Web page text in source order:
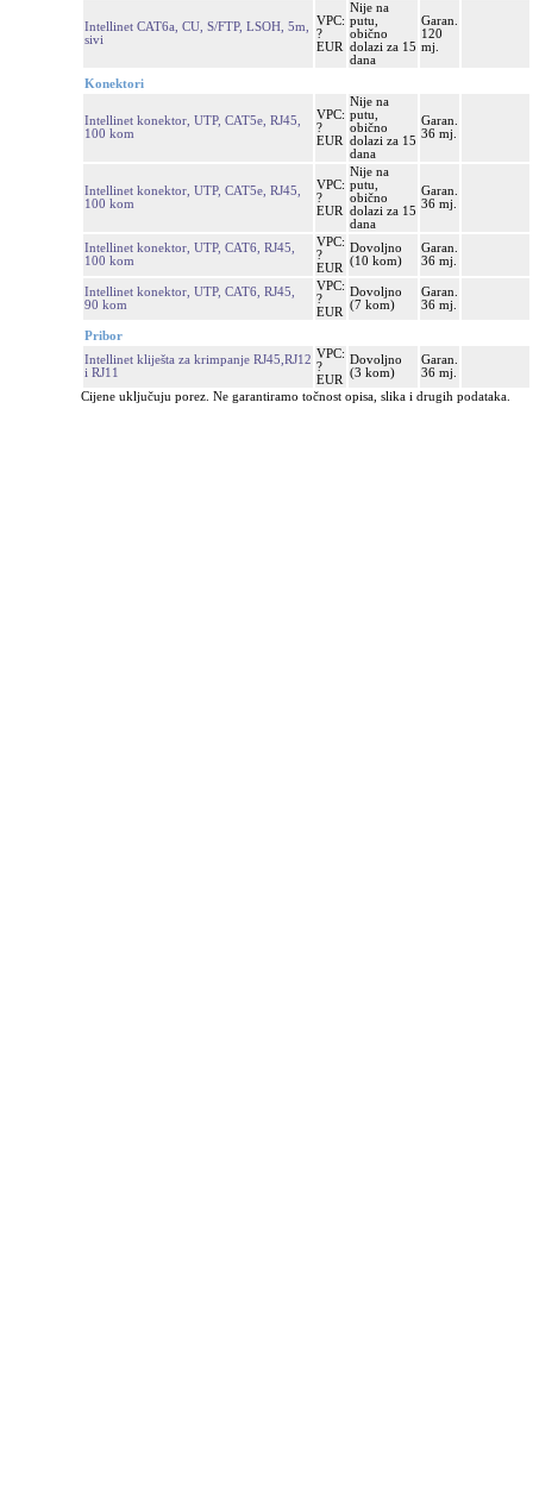
Intellinet CAT6a, CU, S/FTP, LSOH, 5m,
sivi
VPC:
?
EUR
Nije na
putu,
obično
dolazi za 15
dana
Garan.
120
mj.
Konektori
Intellinet konektor, UTP, CAT5e, RJ45,
100 kom
VPC:
?
EUR
Nije na
putu,
obično
dolazi za 15
dana
Garan.
36 mj.
Intellinet konektor, UTP, CAT5e, RJ45,
100 kom
VPC:
?
EUR
Nije na
putu,
obično
dolazi za 15
dana
Garan.
36 mj.
Intellinet konektor, UTP, CAT6, RJ45,
100 kom
VPC:
?
EUR
Dovoljno
(10 kom)
Garan.
36 mj.
Intellinet konektor, UTP, CAT6, RJ45,
90 kom
VPC:
?
EUR
Dovoljno
(7 kom)
Garan.
36 mj.
Pribor
Intellinet kliješta za krimpanje RJ45,RJ12
i RJ11
VPC:
?
EUR
Dovoljno
(3 kom)
Garan.
36 mj.
Cijene uključuju porez. Ne garantiramo točnost opisa, slika i drugih podataka.